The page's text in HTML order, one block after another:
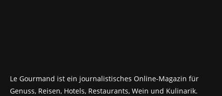
Le Gourmand ist ein journalistisches Online-Magazin für
Genuss, Reisen, Hotels, Restaurants, Wein und Kulinarik.